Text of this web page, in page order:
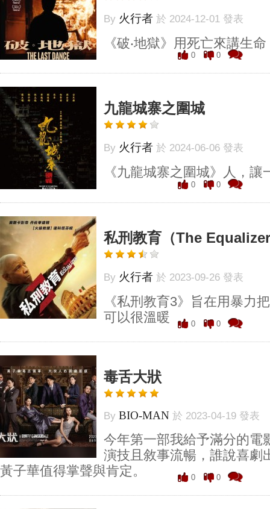
By 火行者 於 2024-12-01 發表
《破‧地獄》用死亡來講生命
0 0
九龍城寨之圍城
By 火行者 於 2024-06-06 發表
《九龍城寨之圍城》人，
0 0
私刑教育（The
By 火行者 於 2023-09-26 發表
《私刑教育3》旨在用暴力
可以很溫暖
0 0
毒舌大狀
By BIO-MAN 於 2023-04-19 發表
今年第一部我給予滿分的電
演技且敘事流暢，誰說喜劇
黃子華值得掌聲與肯定。
0 0